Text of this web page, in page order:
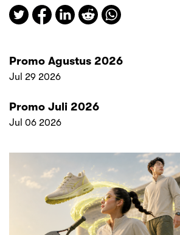
Promo Agustus 2026
Jul 29 2026
Promo Juli 2026
Jul 06 2026